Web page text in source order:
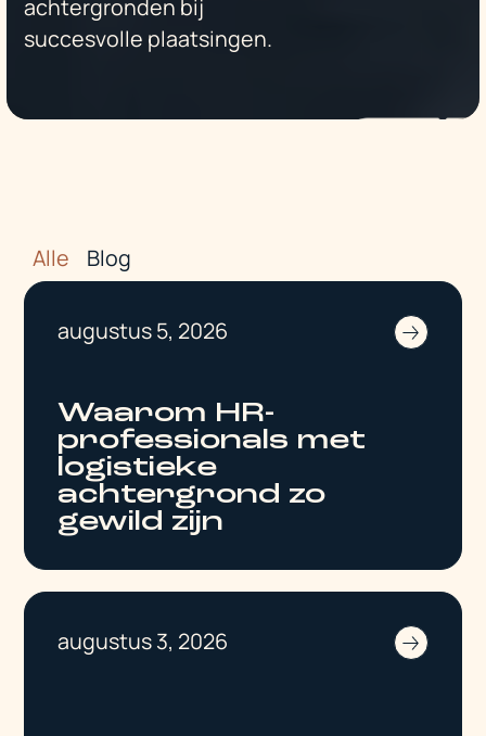
achtergronden bij
succesvolle plaatsingen.
Blog
Alle
augustus 5, 2026
Waarom HR-
professionals met
logistieke
achtergrond zo
gewild zijn
augustus 3, 2026